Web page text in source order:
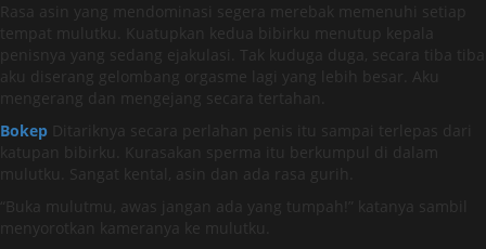
Rasa asin yang mendominasi segera merebak memenuhi setiap
tempat mulutku. Kuatupkan kedua bibirku menutup kepala
penisnya yang sedang ejakulasi. Tak kuduga duga, secara tiba tiba
aku diserang gelombang orgasme lagi yang lebih besar. Aku
mengerang dan mengejang secara tertahan.
Bokep Ditariknya secara perlahan penis itu sampai terlepas dari
katupan bibirku. Kurasakan sperma itu berkumpul di dalam
mulutku. Sangat kental, asin dan ada rasa gurih.
“Buka mulutmu, awas jangan ada yang tumpah!” katanya sambil
menyorotkan kameranya ke mulutku.